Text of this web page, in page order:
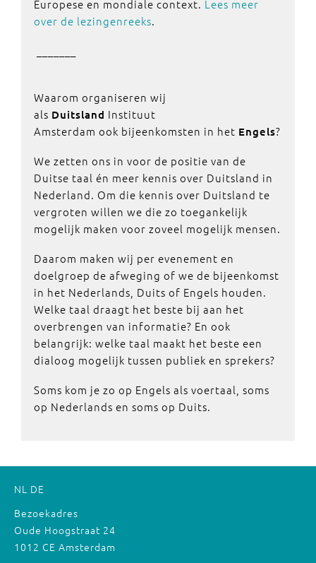
Europese en mondiale context. Lees meer
over de lezingenreeks.
Waarom organiseren wij
als Duitsland Instituut
Amsterdam ook bijeenkomsten in het Engels?
We zetten ons in voor de positie van de
Duitse taal én meer kennis over Duitsland in
Nederland. Om die kennis over Duitsland te
vergroten willen we die zo toegankelijk
mogelijk maken voor zoveel mogelijk mensen.
Daarom maken wij per evenement en
doelgroep de afweging of we de bijeenkomst
in het Nederlands, Duits of Engels houden.
Welke taal draagt het beste bij aan het
overbrengen van informatie? En ook
belangrijk: welke taal maakt het beste een
dialoog mogelijk tussen publiek en sprekers?
Soms kom je zo op Engels als voertaal, soms
op Nederlands en soms op Duits.
NL DE
Bezoekadres
Oude Hoogstraat 24
1012 CE Amsterdam